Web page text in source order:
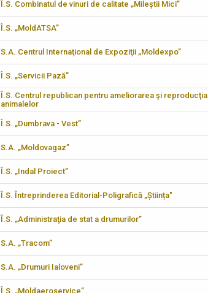
Î.S. Combinatul de vinuri de calitate „Mileştii Mici”
Î.S. „MoldATSA”
S.A. Centrul Internaţional de Expoziţii „Moldexpo”
Î.S. „Servicii Pază”
Î.S. Centrul republican pentru ameliorarea şi reproducţia
animalelor
Î.S. „Dumbrava - Vest”
S.A. „Moldovagaz”
Î.S. „Indal Proiect”
Î.S. Întreprinderea Editorial-Poligrafică „Știința"
Î.S. „Administraţia de stat a drumurilor”
S.A. „Tracom”
S.A. „Drumuri Ialoveni”
Î.S. „Moldaeroservice”